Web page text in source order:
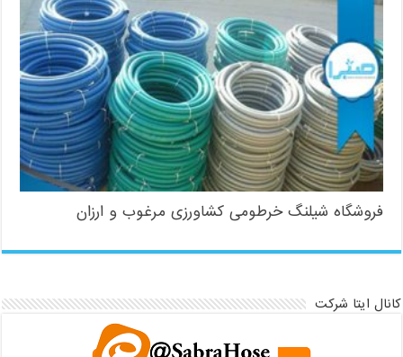
فروشگاه شیلنگ خرطومی کشاورزی مرغوب و ارزان
کانال ایتا شرکت